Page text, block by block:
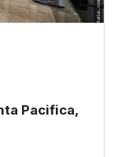
Pacifica,